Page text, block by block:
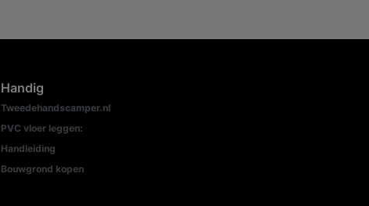
Handig
Tweedehandscamper.nl
PVC vloer leggen:
Handleiding
Bouwgrond kopen